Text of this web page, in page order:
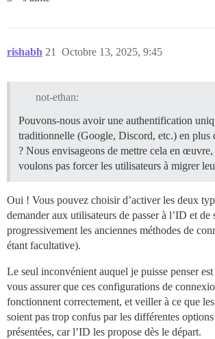
rishabh Octobre 13, 2025, 9:45
21
not-ethan:
Pouvons-nous avoir une authentification
traditionnelle (Google, Discord, etc.) en plus
? Nous envisageons de mettre cela en
voulons pas forcer les utilisateurs à migrer
Oui ! Vous pouvez choisir d’activer les deux
demander aux utilisateurs de passer à l’ID et de
progressivement les anciennes méthodes de
étant facultative).
Le seul inconvénient auquel je puisse penser
vous assurer que ces configurations de
fonctionnent correctement, et veiller à ce que
soient pas trop confus par les différentes
présentées, car l’ID les propose dès le départ.